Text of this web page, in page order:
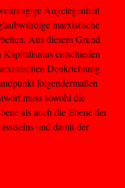
Angelegenheit
marxistische
Aus diesem Grund
entschieden
Denkrichtung
folgendermaßen
muss sowohl die
als auch die Ebene der
und damit der